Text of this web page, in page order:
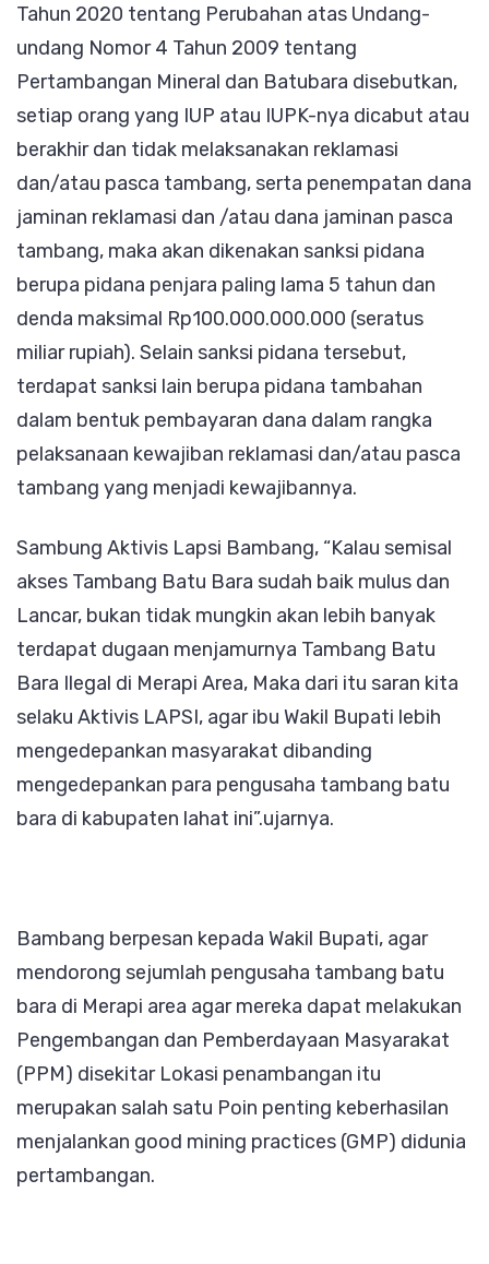
Tahun 2020 tentang Perubahan atas Undang-
undang Nomor 4 Tahun 2009 tentang
Pertambangan Mineral dan Batubara disebutkan,
setiap orang yang IUP atau IUPK-nya dicabut atau
berakhir dan tidak melaksanakan reklamasi
dan/atau pasca tambang, serta penempatan dana
jaminan reklamasi dan /atau dana jaminan pasca
tambang, maka akan dikenakan sanksi pidana
berupa pidana penjara paling lama 5 tahun dan
denda maksimal Rp100.000.000.000 (seratus
miliar rupiah). Selain sanksi pidana tersebut,
terdapat sanksi lain berupa pidana tambahan
dalam bentuk pembayaran dana dalam rangka
pelaksanaan kewajiban reklamasi dan/atau pasca
tambang yang menjadi kewajibannya.
Sambung Aktivis Lapsi Bambang, “Kalau semisal
akses Tambang Batu Bara sudah baik mulus dan
Lancar, bukan tidak mungkin akan lebih banyak
terdapat dugaan menjamurnya Tambang Batu
Bara Ilegal di Merapi Area, Maka dari itu saran kita
selaku Aktivis LAPSI, agar ibu Wakil Bupati lebih
mengedepankan masyarakat dibanding
mengedepankan para pengusaha tambang batu
bara di kabupaten lahat ini”.ujarnya.
Bambang berpesan kepada Wakil Bupati, agar
mendorong sejumlah pengusaha tambang batu
bara di Merapi area agar mereka dapat melakukan
Pengembangan dan Pemberdayaan Masyarakat
(PPM) disekitar Lokasi penambangan itu
merupakan salah satu Poin penting keberhasilan
menjalankan good mining practices (GMP) didunia
pertambangan.